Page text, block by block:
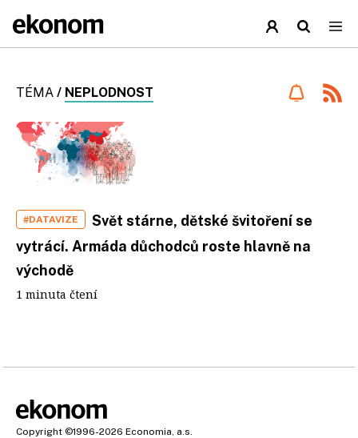
TÉMA / NEPLODNOST
#DATAVIZE
Svět stárne, dětské švitoření se
vytrácí. Armáda důchodců roste hlavně na
východě
1 minuta čtení
Copyright ©1996-2026 Economia, a.s.